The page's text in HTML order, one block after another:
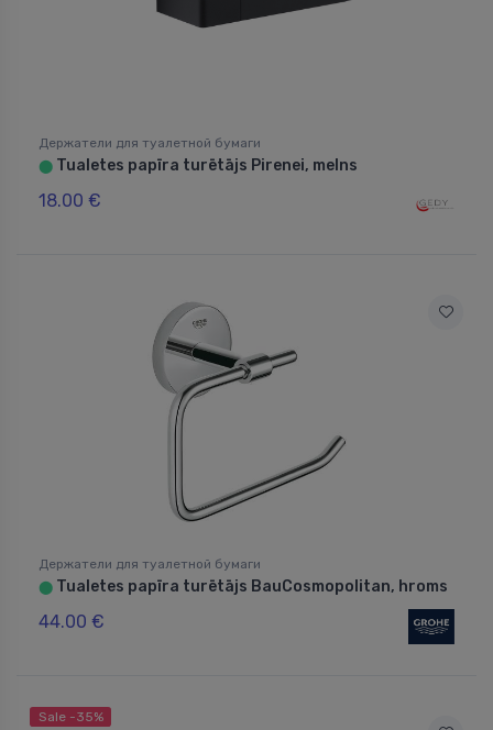
Держатели для туалетной бумаги
⬤ Tualetes papīra turētājs Pirenei, melns
18.00 €
Держатели для туалетной бумаги
⬤ Tualetes papīra turētājs BauCosmopolitan, hroms
44.00 €
Sale -35%